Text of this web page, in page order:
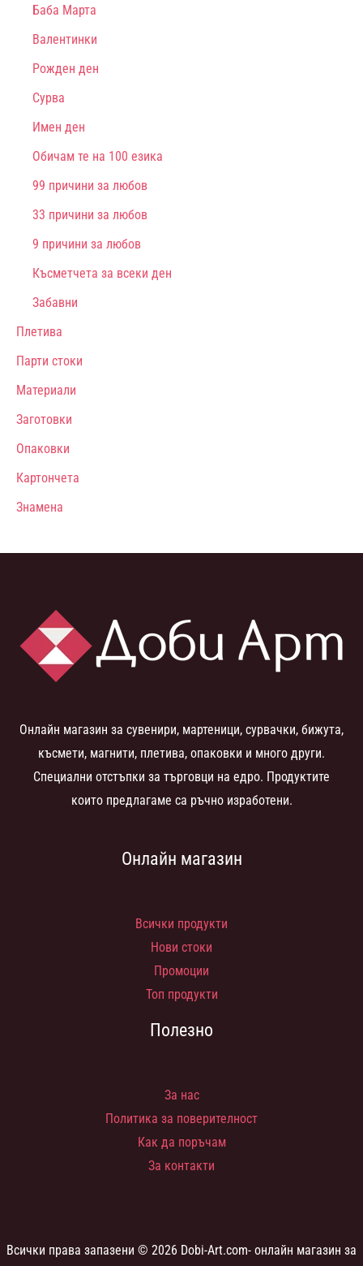
Баба Марта
Валентинки
Рожден ден
Сурва
Имен ден
Обичам те на 100 езика
99 причини за любов
33 причини за любов
9 причини за любов
Късметчета за всеки ден
Забавни
Плетива
Парти стоки
Материали
Заготовки
Опаковки
Картончета
Знамена
Онлайн магазин за сувенири, мартеници, сурвачки, бижута,
късмети, магнити, плетива, опаковки и много други.
Специални отстъпки за търговци на едро. Продуктите
които предлагаме са ръчно изработени.
Онлайн магазин
Всички продукти
Нови стоки
Промоции
Топ продукти
Полезно
За нас
Политика за поверителност
Как да поръчам
За контакти
Всички права запазени © 2026 Dobi-Art.com- онлайн магазин за